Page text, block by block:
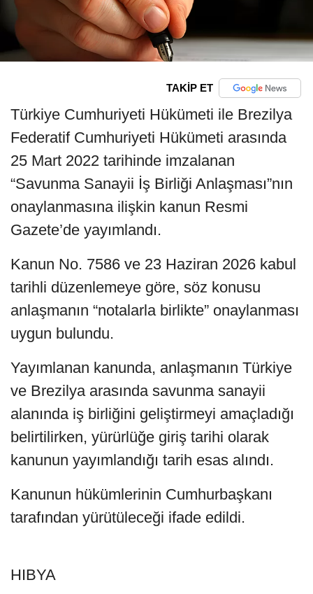
TAKİP ET
Türkiye Cumhuriyeti Hükümeti ile Brezilya
Federatif Cumhuriyeti Hükümeti arasında
25 Mart 2022 tarihinde imzalanan
“Savunma Sanayii İş Birliği Anlaşması”nın
onaylanmasına ilişkin kanun Resmi
Gazete’de yayımlandı.
Kanun No. 7586 ve 23 Haziran 2026 kabul
tarihli düzenlemeye göre, söz konusu
anlaşmanın “notalarla birlikte” onaylanması
uygun bulundu.
Yayımlanan kanunda, anlaşmanın Türkiye
ve Brezilya arasında savunma sanayii
alanında iş birliğini geliştirmeyi amaçladığı
belirtilirken, yürürlüğe giriş tarihi olarak
kanunun yayımlandığı tarih esas alındı.
Kanunun hükümlerinin Cumhurbaşkanı
tarafından yürütüleceği ifade edildi.
HIBYA